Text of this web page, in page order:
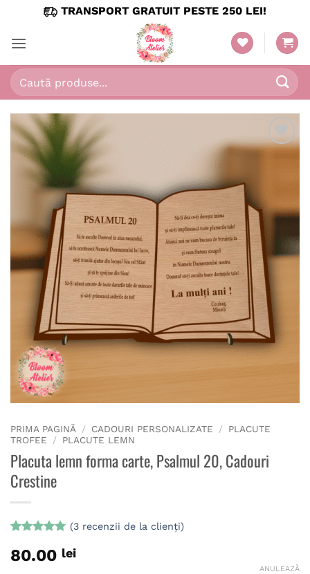
content
TRANSPORT GRATUIT PESTE 250 LEI!
Caută
după:
wishlist
PRIMA PAGINĂ / CADOURI PERSONALIZATE / PLACUTE
TROFEE
/ PLACUTE LEMN
Placuta lemn forma carte, Psalmul 20, Cadouri
Crestine
5din 5 pe
baza a
(3recenzii de la clienți)
80.00 lei
ANULEAZĂ